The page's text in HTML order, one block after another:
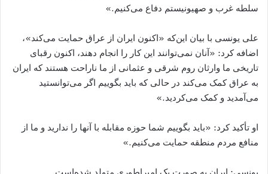
سلطه غرب و صهیونیستم دفاع می‌کنیم.»
علی یونسی با بیان این‌که «اکنون ایران از عراق حمایت می‌کند»،
اضافه کرد: «آنان نمی‌توانند این کار را انجام دهند، اکنون رقبای
تاریخی ما وارثان روم شرقی و عثمانی از ما ناراحت هستند که ایران
به عراق کمک می‌کند در حالی که باید بگوییم اگر می‌توانستید
می‌آمدید و کمک می‌کردید.»
او تأکید کرد: «باید بگوییم شما حوزه مقابله با آنها را ندارید و ما از
منافع مردم منطقه حمایت می‌کنیم.»